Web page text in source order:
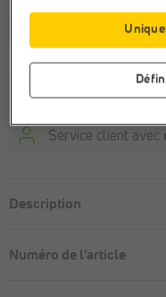
Payer en ligne en
Service client avec
Description
Numéro de l'article